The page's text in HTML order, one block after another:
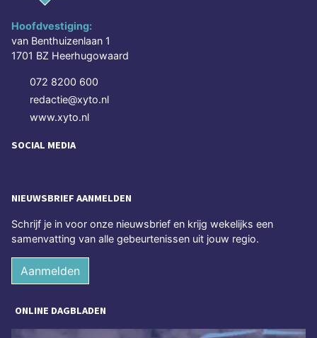
Hoofdvestiging:
van Benthuizenlaan 1
1701 BZ Heerhugowaard
072 8200 600
redactie@xyto.nl
www.xyto.nl
SOCIAL MEDIA
NIEUWSBRIEF AANMELDEN
Schrijf je in voor onze nieuwsbrief en krijg wekelijks een
samenvatting van alle gebeurtenissen uit jouw regio.
Aanmelden
ONLINE DAGBLADEN